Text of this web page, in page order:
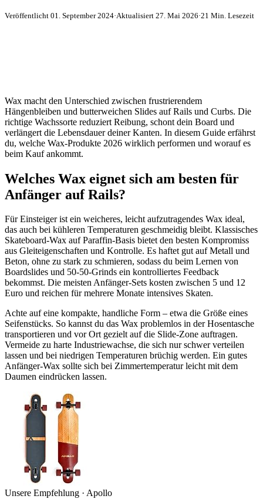
Veröffentlicht 01. September 2024·Aktualisiert 27. Mai 2026·21 Min. Lesezeit
Wax macht den Unterschied zwischen frustrierendem
Hängenbleiben und butterweichen Slides auf Rails und Curbs. Die
richtige Wachssorte reduziert Reibung, schont dein Board und
verlängert die Lebensdauer deiner Kanten. In diesem Guide erfährst
du, welche Wax-Produkte 2026 wirklich performen und worauf es
beim Kauf ankommt.
Welches Wax eignet sich am besten für
Anfänger auf Rails?
Für Einsteiger ist ein weicheres, leicht aufzutragendes Wax ideal,
das auch bei kühleren Temperaturen geschmeidig bleibt. Klassisches
Skateboard-Wax auf Paraffin-Basis bietet den besten Kompromiss
aus Gleiteigenschaften und Kontrolle. Es haftet gut auf Metall und
Beton, ohne zu stark zu schmieren, sodass du beim Lernen von
Boardslides und 50-50-Grinds ein kontrolliertes Feedback
bekommst. Die meisten Anfänger-Sets kosten zwischen 5 und 12
Euro und reichen für mehrere Monate intensives Skaten.
Achte auf eine kompakte, handliche Form – etwa die Größe eines
Seifenstücks. So kannst du das Wax problemlos in der Hosentasche
transportieren und vor Ort gezielt auf die Slide-Zone auftragen.
Vermeide zu harte Industriewachse, die sich nur schwer verteilen
lassen und bei niedrigen Temperaturen brüchig werden. Ein gutes
Anfänger-Wax sollte sich bei Zimmertemperatur leicht mit dem
Daumen eindrücken lassen.
Unsere Empfehlung · Apollo